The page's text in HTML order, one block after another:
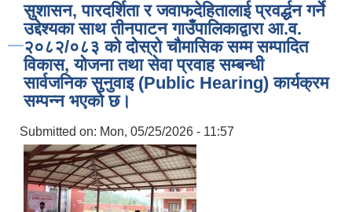
सुशासन, पारदर्शिता र जवाफदेहितालाई प्रवर्द्धन गर्ने
उद्देश्यका साथ तीनपाटन गाउँपालिकाद्वारा आ.व.
२०८२/०८३ को दोस्रो चौमासिक सम्म सम्पादित
विकास, योजना तथा सेवा प्रवाह सम्बन्धी
सार्वजनिक सुनुवाइ (Public Hearing) कार्यक्रम
सम्पन्न भएको छ।
Submitted on: Mon, 05/25/2026 - 11:57